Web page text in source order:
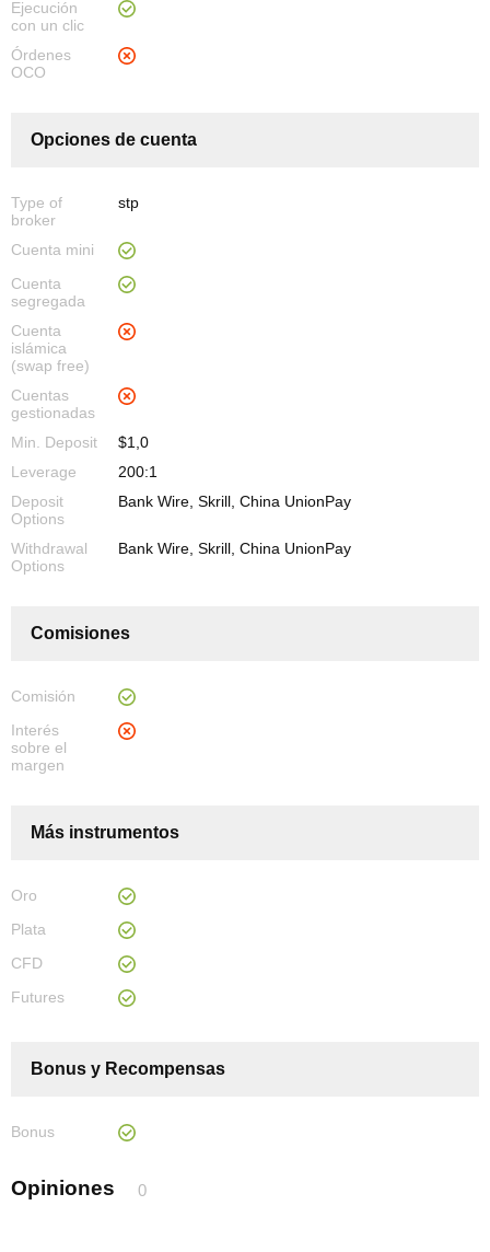
Ejecución
con un clic
Órdenes
OCO
Opciones de cuenta
Type of
broker
stp
Cuenta mini
Cuenta
segregada
Cuenta
islámica
(swap free)
Cuentas
gestionadas
Min. Deposit
$1,0
Leverage
200:1
Deposit
Options
Bank Wire, Skrill, China UnionPay
Withdrawal
Options
Bank Wire, Skrill, China UnionPay
Comisiones
Comisión
Interés
sobre el
margen
Más instrumentos
Oro
Plata
CFD
Futures
Bonus y Recompensas
Bonus
Opiniones 0